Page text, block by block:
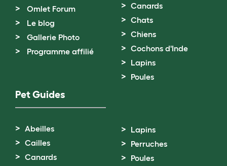
Omlet Forum
Le blog
Gallerie Photo
Programme affilié
Canards
Chats
Chiens
Cochons d'Inde
Lapins
Poules
Pet Guides
Abeilles
Cailles
Canards
Lapins
Perruches
Poules